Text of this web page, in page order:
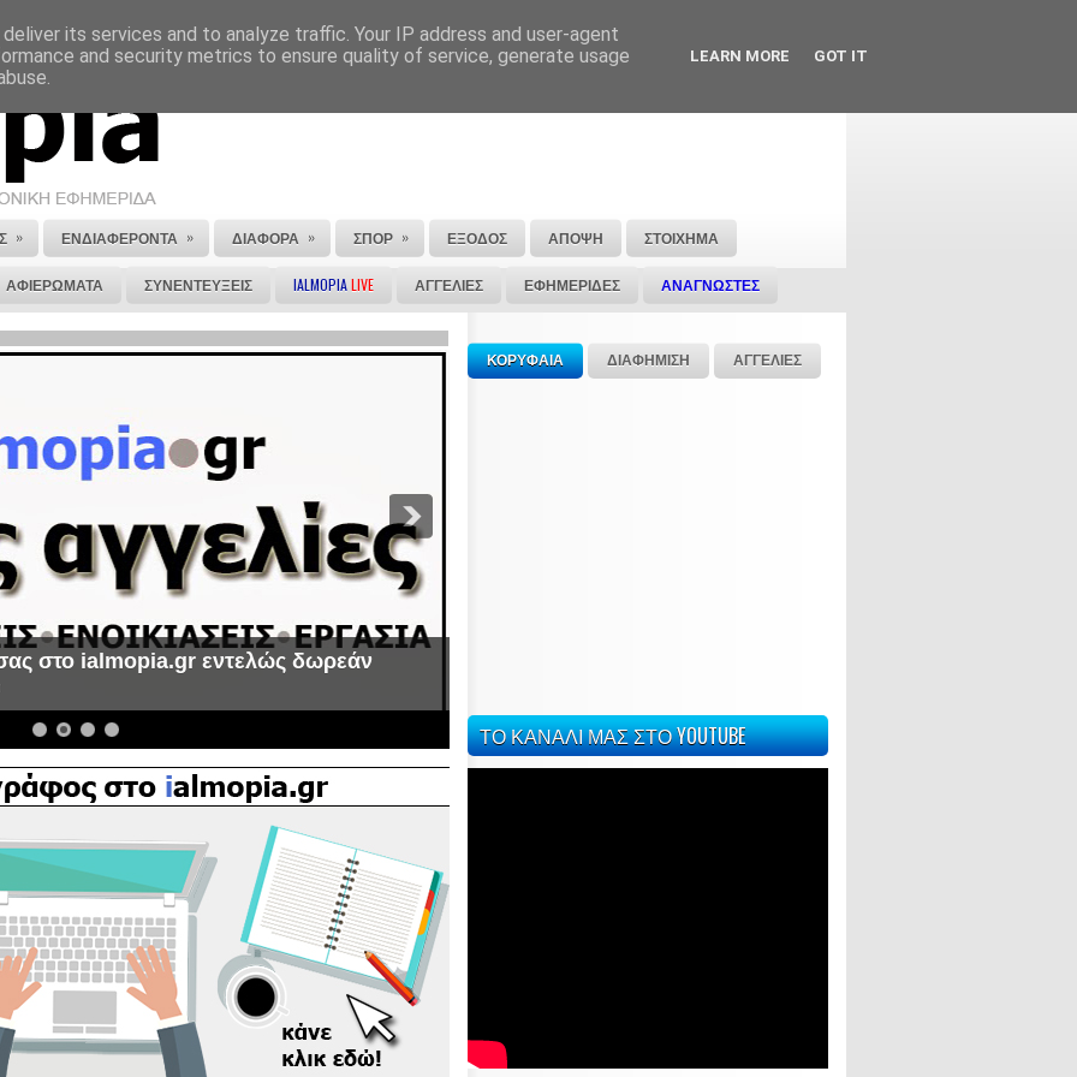
ΕΠΙΚΟΙΝΩΝΙΑ ΣΤΕΙΛΕ ΜΑΣ ΤΟ ΑΡΘΡΟ ΣΟΥ
» ΕΝΔΙΑΦΕΡΟΝΤΑ » ΔΙΑΦΟΡΑ » ΣΠΟΡ » ΕΞΟΔΟΣ ΑΠΟΨΗ ΣΤΟΙΧΗΜΑ
ΑΦΙΕΡΩΜΑΤΑ ΣΥΝΕΝΤΕΥΞΕΙΣ IALMOPIALIVE ΑΓΓΕΛΙΕΣ ΕΦΗΜΕΡΙΔΕΣ ΑΝΑΓΝΩΣΤΕΣ
στο ialmopia.gr εντελώς δωρεάν
ΚΟΡΥΦΑΙΑ ΔΙΑΦΗΜΙΣΗ ΑΓΓΕΛΙΕΣ
ΤΟ ΚΑΝΑΛΙ ΜΑΣ ΣΤΟ YOUTUBE
its services and to analyze traffic. Your IP address and user-agent
and security metrics to ensure quality of service, generate usage
LEARN MORE GOT IT